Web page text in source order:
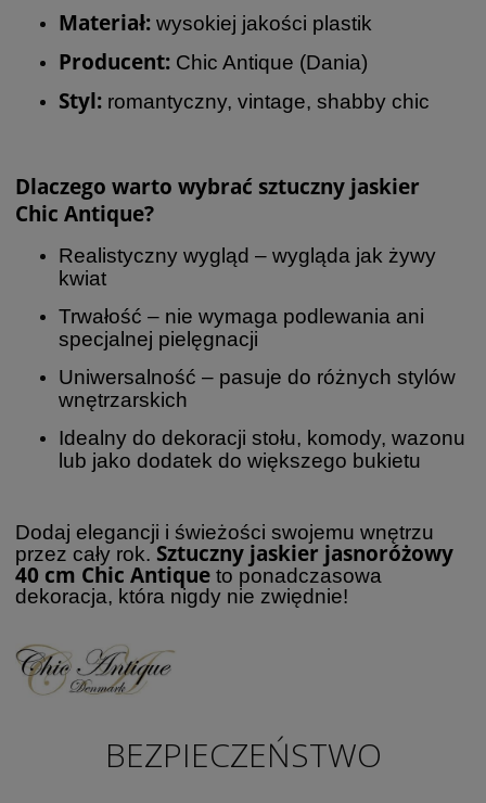
Materiał: wysokiej jakości plastik
Producent: Chic Antique (Dania)
Styl: romantyczny, vintage, shabby chic
Dlaczego warto wybrać sztuczny jaskier
Chic Antique?
Realistyczny wygląd – wygląda jak żywy
kwiat
Trwałość – nie wymaga podlewania ani
specjalnej pielęgnacji
Uniwersalność – pasuje do różnych stylów
wnętrzarskich
Idealny do dekoracji stołu, komody, wazonu
lub jako dodatek do większego bukietu
Dodaj elegancji i świeżości swojemu wnętrzu
przez cały rok. Sztuczny jaskier jasnoróżowy
40 cm Chic Antique to ponadczasowa
dekoracja, która nigdy nie zwiędnie!
BEZPIECZEŃSTWO